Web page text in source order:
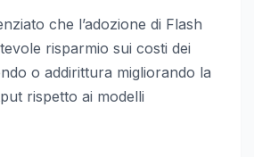
che l’adozione di Flash
risparmio sui costi dei
o addirittura migliorando la
rispetto ai modelli